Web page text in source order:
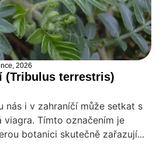
2026
(Tribulus terrestris)
nás i v zahraníčí může setkat s
viagra. Tímto označením je
botanici skutečně zařazují...